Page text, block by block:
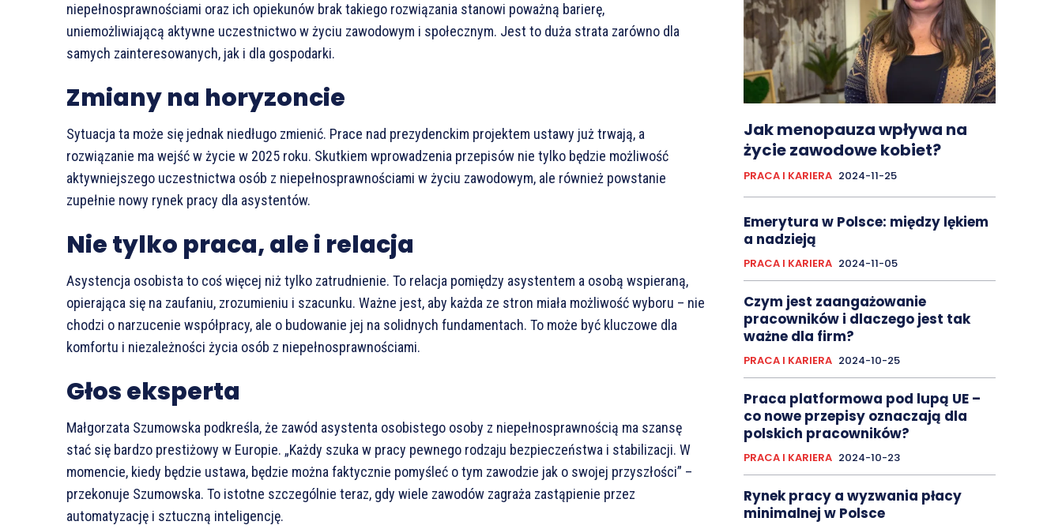
niepełnosprawnościami oraz ich opiekunów brak takiego rozwiązania stanowi poważną barierę,
uniemożliwiającą aktywne uczestnictwo w życiu zawodowym i społecznym. Jest to duża strata zarówno dla
samych zainteresowanych, jak i dla gospodarki.
Zmiany na horyzoncie
Sytuacja ta może się jednak niedługo zmienić. Prace nad prezydenckim projektem ustawy już trwają, a
rozwiązanie ma wejść w życie w 2025 roku. Skutkiem wprowadzenia przepisów nie tylko będzie możliwość
aktywniejszego uczestnictwa osób z niepełnosprawnościami w życiu zawodowym, ale również powstanie
zupełnie nowy rynek pracy dla asystentów.
Nie tylko praca, ale i relacja
Asystencja osobista to coś więcej niż tylko zatrudnienie. To relacja pomiędzy asystentem a osobą wspieraną,
opierająca się na zaufaniu, zrozumieniu i szacunku. Ważne jest, aby każda ze stron miała możliwość wyboru – nie
chodzi o narzucenie współpracy, ale o budowanie jej na solidnych fundamentach. To może być kluczowe dla
komfortu i niezależności życia osób z niepełnosprawnościami.
Głos eksperta
Małgorzata Szumowska podkreśla, że zawód asystenta osobistego osoby z niepełnosprawnością ma szansę
stać się bardzo prestiżowy w Europie. „Każdy szuka w pracy pewnego rodzaju bezpieczeństwa i stabilizacji. W
momencie, kiedy będzie ustawa, będzie można faktycznie pomyśleć o tym zawodzie jak o swojej przyszłości” –
przekonuje Szumowska. To istotne szczególnie teraz, gdy wiele zawodów zagraża zastąpienie przez
automatyzację i sztuczną inteligencję.
Jak menopauza wpływa na
życie zawodowe kobiet?
PRACA I KARIERA 2024-11-25
Emerytura w Polsce: między lękiem
a nadzieją
PRACA I KARIERA 2024-11-05
Czym jest zaangażowanie
pracowników i dlaczego jest tak
ważne dla firm?
PRACA I KARIERA 2024-10-25
Praca platformowa pod lupą UE –
co nowe przepisy oznaczają dla
polskich pracowników?
PRACA I KARIERA 2024-10-23
Rynek pracy a wyzwania płacy
minimalnej w Polsce